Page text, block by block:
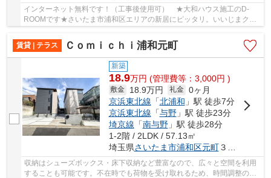
インターネット無料です！（工事後使用可） ★大和ハウス施工のD-
ROOMです★さいたま市浦和区エリアの新居にピッタリ。いいじまクリ
ニックまで389mです。お部屋探しも楽しくワクワクし...
賃貸 | テラス
Ｃｏｍｉｃｈｉ浦和元町
新築
18.9万円 (管理費等：3,000円 )
敷金 18.9万円 礼金 0ヶ月
京浜東北線 「北浦和 」駅 徒歩7分
京浜東北線 「与野」駅 徒歩23分
埼京線 「南与野」駅 徒歩28分
1-2階 / 2LDK / 57.13㎡
埼玉県さいたま市浦和区元町３丁目12-5
収納はシューズボックス・床下収納など豊富なので、広々と空間を利用
することも可能です。不在時でも荷物を受け取れるため、時間調整の手